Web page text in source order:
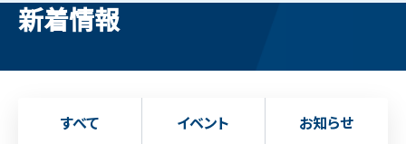
新着情報
すべて イベント お知らせ